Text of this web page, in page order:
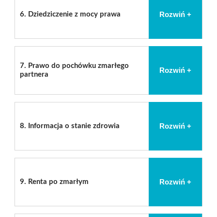
6. Dziedziczenie z mocy prawa Rozwiń +
7. Prawo do pochówku zmarłego
partnera
Rozwiń +
8. Informacja o stanie zdrowia Rozwiń +
9. Renta po zmarłym Rozwiń +